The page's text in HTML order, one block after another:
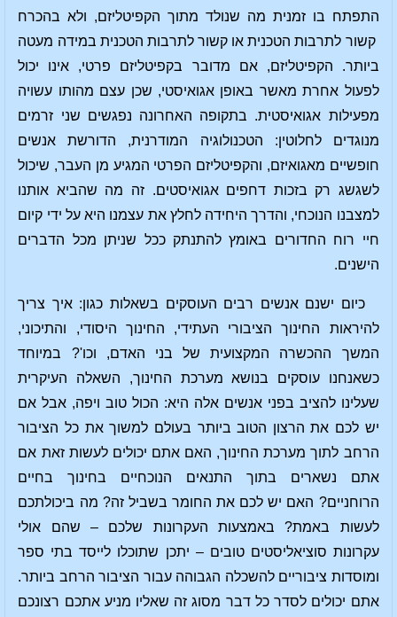
התפתח בו זמנית מה שנולד מתוך הקפיטליזם, ולא בהכרח
קשור לתרבות הטכנית או קשור לתרבות הטכנית במידה מעטה
ביותר. הקפיטליזם, אם מדובר בקפיטליזם פרטי, אינו יכול
לפעול אחרת מאשר באופן אגואיסטי, שכן עצם מהותו עשויה
מפעילות אגואיסטית. בתקופה האחרונה נפגשים שני זרמים
מנוגדים לחלוטין: הטכנולוגיה המודרנית, הדורשת אנשים
חופשיים מאגואיזם, והקפיטליזם הפרטי המגיע מן העבר, שיכול
לשגשג רק בזכות דחפים אגואיסטים. זה מה שהביא אותנו
למצבנו הנוכחי, והדרך היחידה לחלץ את עצמנו היא על ידי קיום
חיי רוח החדורים באומץ להתנתק ככל שניתן מכל הדברים
הישנים.
כיום ישנם אנשים רבים העוסקים בשאלות כגון: איך צריך
להיראות החינוך הציבורי העתידי, החינוך היסודי, והתיכוני,
המשך ההכשרה המקצועית של בני האדם, וכו'? במיוחד
כשאנחנו עוסקים בנושא מערכת החינוך, השאלה העיקרית
שעלינו להציב בפני אנשים אלה היא: הכול טוב ויפה, אבל אם
יש לכם את הרצון הטוב ביותר בעולם למשוך את כל הציבור
הרחב לתוך מערכת החינוך, האם אתם יכולים לעשות זאת אם
אתם נשארים בתוך התנאים הנוכחיים בחינוך בחיים
הרוחניים? האם יש לכם את החומר בשביל זה? מה ביכולתכם
לעשות באמת? באמצעות העקרונות שלכם – שהם אולי
עקרונות סוציאליסטים טובים – יתכן שתוכלו לייסד בתי ספר
ומוסדות ציבוריים להשכלה הגבוהה עבור הציבור הרחב ביותר.
אתם יכולים לסדר כל דבר מסוג זה שאליו מניע אתכם רצונכם